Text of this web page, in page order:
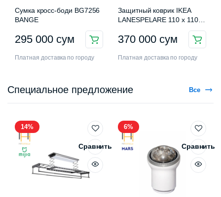
Сумка кросс-боди BG7256
BANGE
295 000 сум
Платная доставка по городу
Защитный коврик IKEA
LANESPELARE 110 x 110
370 000 сум
Платная доставка по городу
Специальное предложение Все
14%
Сравнить
6%
Сравнить